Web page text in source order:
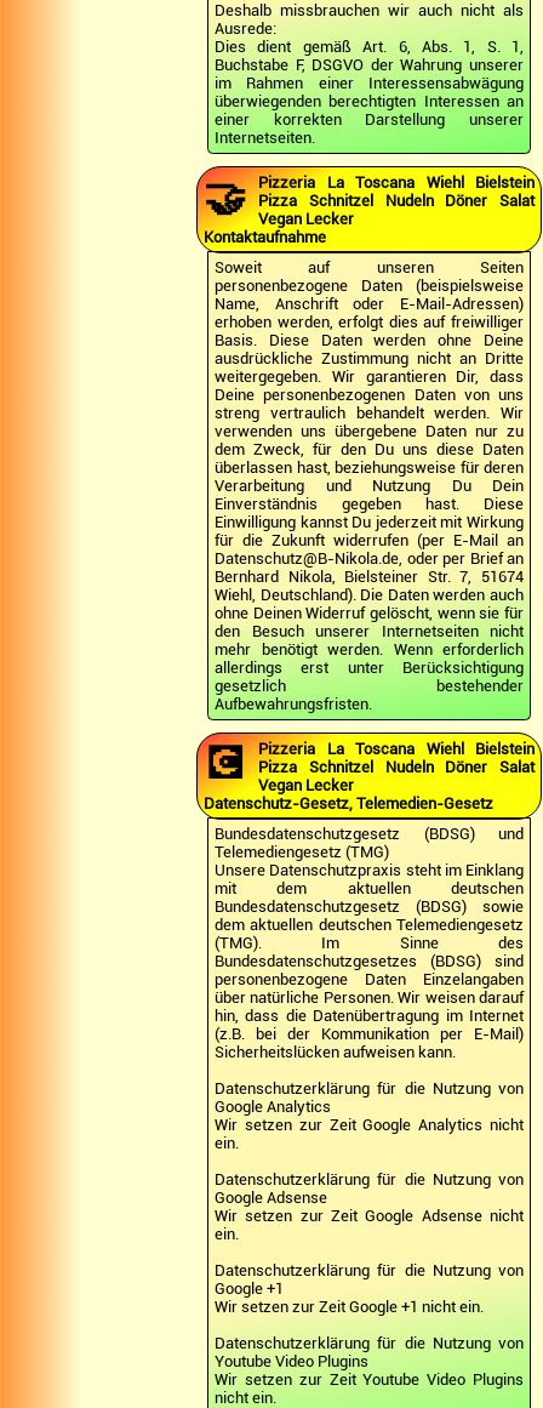
Deshalb missbrauchen wir auch nicht als
Ausrede:
Dies dient gemäß Art. 6, Abs. 1, S. 1,
Buchstabe F, DSGVO der Wahrung unserer
im Rahmen einer Interessensabwägung
überwiegenden berechtigten Interessen an
einer korrekten Darstellung unserer
Internetseiten.
🤝
Pizzeria La Toscana Wiehl Bielstein
Pizza Schnitzel Nudeln Döner Salat
Vegan Lecker
Kontaktaufnahme
Soweit auf unseren Seiten
personenbezogene Daten (beispielsweise
Name, Anschrift oder E-Mail-Adressen)
erhoben werden, erfolgt dies auf freiwilliger
Basis. Diese Daten werden ohne Deine
ausdrückliche Zustimmung nicht an Dritte
weitergegeben. Wir garantieren Dir, dass
Deine personenbezogenen Daten von uns
streng vertraulich behandelt werden. Wir
verwenden uns übergebene Daten nur zu
dem Zweck, für den Du uns diese Daten
überlassen hast, beziehungsweise für deren
Verarbeitung und Nutzung Du Dein
Einverständnis gegeben hast. Diese
Einwilligung kannst Du jederzeit mit Wirkung
für die Zukunft widerrufen (per E-Mail an
Datenschutz@B-Nikola.de, oder per Brief an
Bernhard Nikola, Bielsteiner Str. 7, 51674
Wiehl, Deutschland). Die Daten werden auch
ohne Deinen Widerruf gelöscht, wenn sie für
den Besuch unserer Internetseiten nicht
mehr benötigt werden. Wenn erforderlich
allerdings erst unter Berücksichtigung
gesetzlich bestehender
Aufbewahrungsfristen.
💽
Pizzeria La Toscana Wiehl Bielstein
Pizza Schnitzel Nudeln Döner Salat
Vegan Lecker
Datenschutz-Gesetz, Telemedien-Gesetz
Bundesdatenschutzgesetz (BDSG) und
Telemediengesetz (TMG)
Unsere Datenschutzpraxis steht im Einklang
mit dem aktuellen deutschen
Bundesdatenschutzgesetz (BDSG) sowie
dem aktuellen deutschen Telemediengesetz
(TMG). Im Sinne des
Bundesdatenschutzgesetzes (BDSG) sind
personenbezogene Daten Einzelangaben
über natürliche Personen. Wir weisen darauf
hin, dass die Datenübertragung im Internet
(z.B. bei der Kommunikation per E-Mail)
Sicherheitslücken aufweisen kann.
Datenschutzerklärung für die Nutzung von
Google Analytics
Wir setzen zur Zeit Google Analytics nicht
ein.
Datenschutzerklärung für die Nutzung von
Google Adsense
Wir setzen zur Zeit Google Adsense nicht
ein.
Datenschutzerklärung für die Nutzung von
Google +1
Wir setzen zur Zeit Google +1 nicht ein.
Datenschutzerklärung für die Nutzung von
Youtube Video Plugins
Wir setzen zur Zeit Youtube Video Plugins
nicht ein.